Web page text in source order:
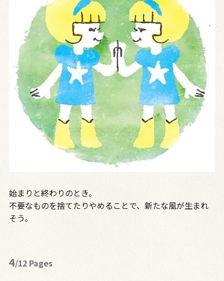
始まりと終わりのとき。
不要なものを捨てたりやめることで、新たな風が生まれ
そう。
4/12 Pages